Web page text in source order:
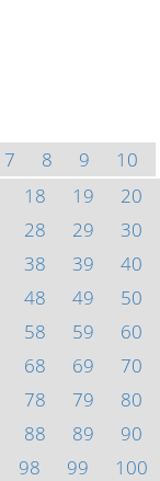
7 8 9
10
18 19
20
28 29
30
38 39
40
48 49
50
58 59
60
68 69
70
78 79
80
88 89
90
98 99
100